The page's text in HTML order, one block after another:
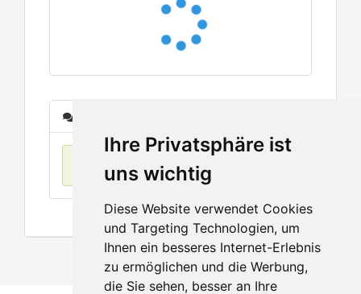
Ihre Privatsphäre ist
uns wichtig
Diese Website verwendet Cookies
und Targeting Technologien, um
Ihnen ein besseres Internet-Erlebnis
zu ermöglichen und die Werbung,
die Sie sehen, besser an Ihre